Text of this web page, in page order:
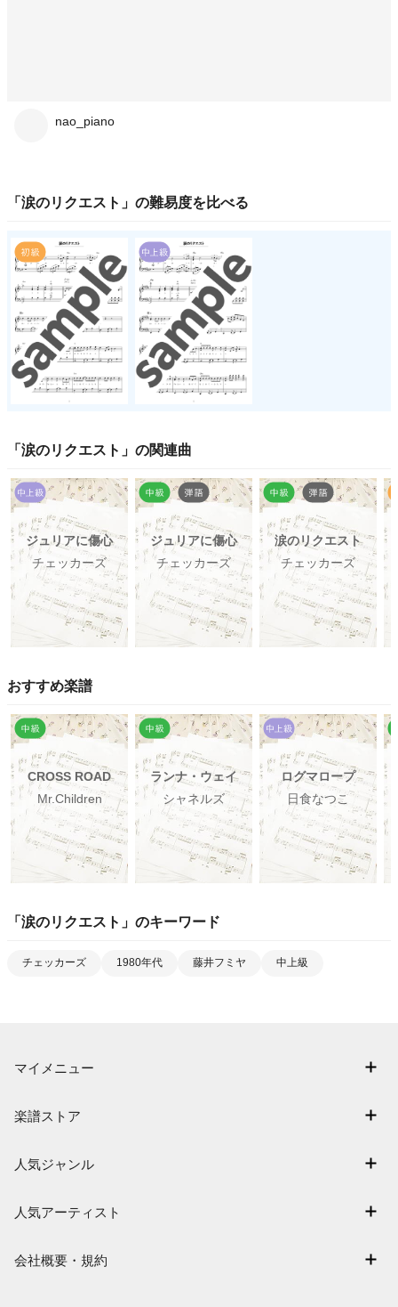
nao_piano
「 涙のリクエスト 」の難易度を比べる
「 涙のリクエスト 」の関連曲
ジュリアに傷心
チェッカーズ
ジュリアに傷心
チェッカーズ
涙のリクエスト
チェッカーズ
おすすめ楽譜
CROSS ROAD
Mr.Children
ランナ・ウェイ
シャネルズ
ログマロープ
日食なつこ
「 涙のリクエスト 」のキーワード
チェッカーズ 1980年代 藤井フミヤ 中上級
マイメニュー
退会はこちら
楽譜ストア
難易度別に探す
まもなく配信
人気ジャンル
保育
人気アーティスト
会社概要・規約